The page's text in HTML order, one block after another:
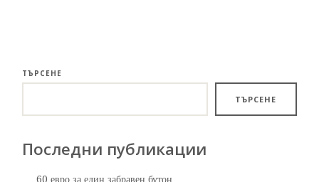
ТЪРСЕНЕ
ТЪРСЕНЕ
Последни публикации
60 евро за един забравен бутон